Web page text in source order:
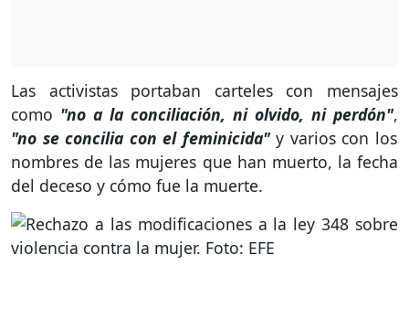
Las activistas portaban carteles con mensajes
como "no a la conciliación, ni olvido, ni perdón",
"no se concilia con el feminicida"y varios con los
nombres de las mujeres que han muerto, la fecha
del deceso y cómo fue la muerte.